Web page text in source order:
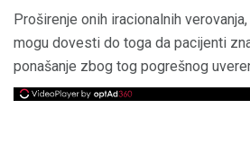
Proširenje onih iracionalnih verovanja,
mogu dovesti do toga da pacijenti
ponašanje zbog tog pogrešnog